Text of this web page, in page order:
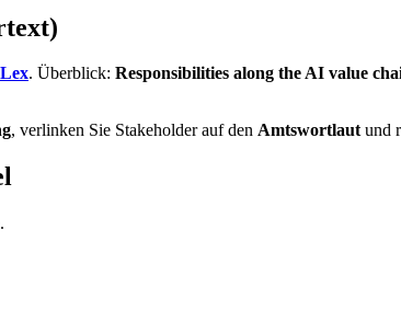
. Überblick: Responsibilities along the AI value
, verlinken Sie Stakeholder auf den Amtswortlautund